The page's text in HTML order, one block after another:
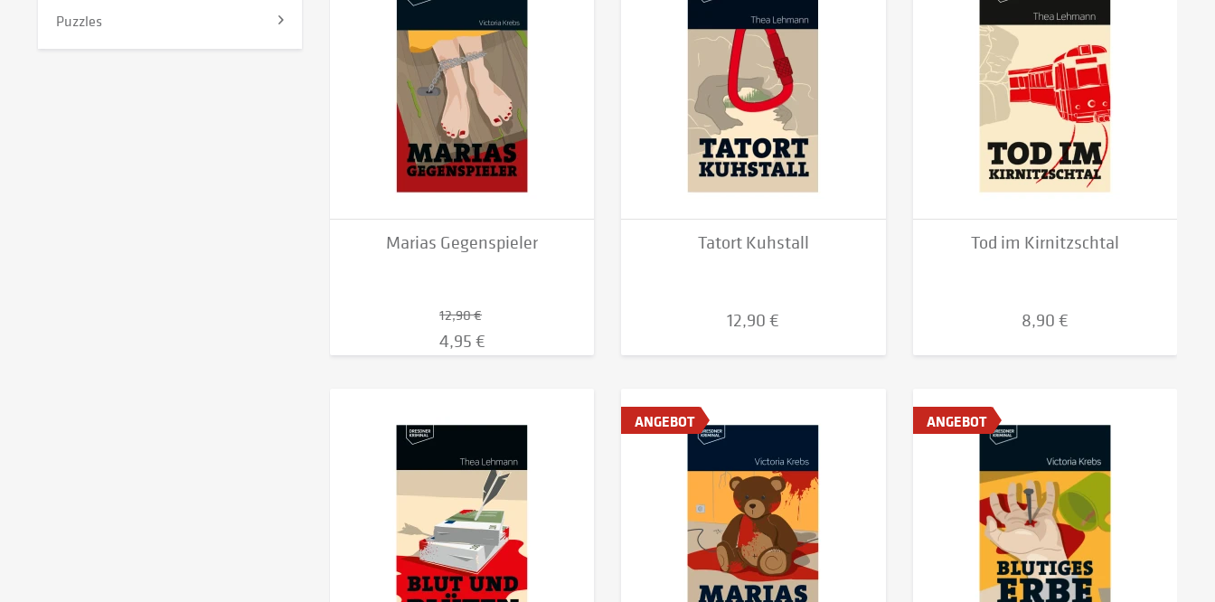
Puzzles
Marias Gegenspieler
12,90 €
4,95 €
Tatort Kuhstall
12,90 €
Tod im Kirnitzschtal
8,90 €
ANGEBOT ANGEBOT